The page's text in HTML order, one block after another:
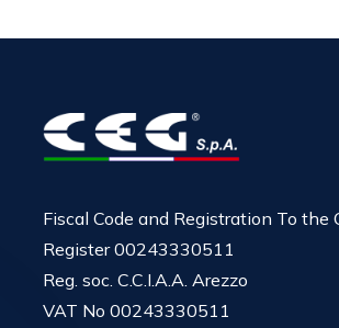
Fiscal Code and Registration To the
Register 00243330511
Reg. soc. C.C.I.A.A. Arezzo
VAT No 00243330511